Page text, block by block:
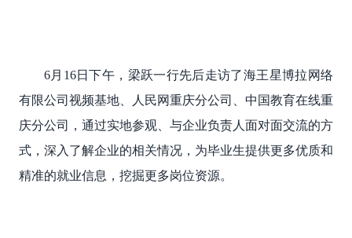
6月16日下午，梁跃一行先后走访了海王星博拉网络
有限公司视频基地、人民网重庆分公司、中国教育在线重
庆分公司，通过实地参观、与企业负责人面对面交流的方
式，深入了解企业的相关情况，为毕业生提供更多优质和
精准的就业信息 ， 挖掘更多岗位资源。